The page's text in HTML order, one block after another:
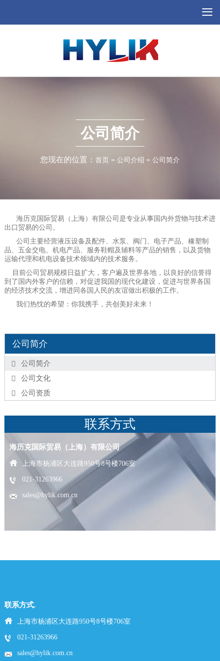
公司简介
您现在的位置： 首页» 公司介绍 » 公司简介
海历克国际贸易（上海）有限公司 是专业从事国内外货物与技术进
出口贸易的公司。
公司主要经营液压设备及配件、水泵、阀门、电子产品、橡塑制
品、五金交电、机电产品、服务鞋帽及辅料等产品的销售，以及货物
运输代理和机电设备技术领域内的技术服务。
目前公司贸易规模日益扩大，客户遍及世界各地，以良好的信誉得
到了国内外客户的信赖，对促进我国的现代化建设，促进与世界各国
的经济技术交流，增进同各国人民的友谊做出积极的工作。
我们热忱的希望：你我携手，共创美好未来！
公司简介
公司简介
公司文化
公司资质
联系方式
海历克国际贸易（上海）有限公司
上海市杨浦区大连路950号8号楼706室
021-31263966
sales@hylik.com.cn
联系方式.
上海市杨浦区大连路950号8号楼706室
021-31263966
sales@hylik.com.cn